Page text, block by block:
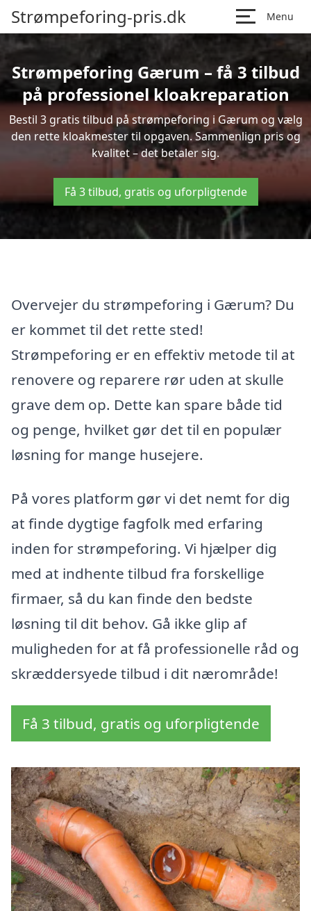
Strømpeforing-pris.dk Menu
Strømpeforing Gærum – få 3 tilbud
på professionel kloakreparation
Bestil 3 gratis tilbud på strømpeforing i Gærum og vælg
den rette kloakmester til opgaven. Sammenlign pris og
kvalitet – det betaler sig.
Få 3 tilbud, gratis og uforpligtende
Overvejer du strømpeforing i Gærum? Du
er kommet til det rette sted!
Strømpeforing er en effektiv metode til at
renovere og reparere rør uden at skulle
grave dem op. Dette kan spare både tid
og penge, hvilket gør det til en populær
løsning for mange husejere.
På vores platform gør vi det nemt for dig
at finde dygtige fagfolk med erfaring
inden for strømpeforing. Vi hjælper dig
med at indhente tilbud fra forskellige
firmaer, så du kan finde den bedste
løsning til dit behov. Gå ikke glip af
muligheden for at få professionelle råd og
skræddersyede tilbud i dit nærområde!
Få 3 tilbud, gratis og uforpligtende